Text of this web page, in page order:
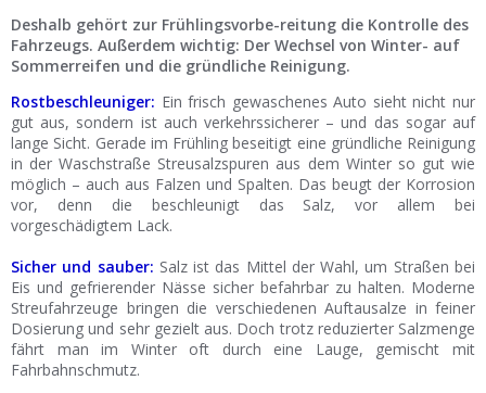
Deshalb gehört zur Frühlingsvorbe-reitung die Kontrolle des
Fahrzeugs. Außerdem wichtig: Der Wechsel von Winter- auf
Sommerreifen und die gründliche Reinigung.
Rostbeschleuniger: Ein frisch gewaschenes Auto sieht nicht nur
gut aus, sondern ist auch verkehrssicherer – und das sogar auf
lange Sicht. Gerade im Frühling beseitigt eine gründliche Reinigung
in der Waschstraße Streusalzspuren aus dem Winter so gut wie
möglich – auch aus Falzen und Spalten. Das beugt der Korrosion
vor, denn die beschleunigt das Salz, vor allem bei
vorgeschädigtem Lack.
Sicher und sauber: Salz ist das Mittel der Wahl, um Straßen bei
Eis und gefrierender Nässe sicher befahrbar zu halten. Moderne
Streufahrzeuge bringen die verschiedenen Auftausalze in feiner
Dosierung und sehr gezielt aus. Doch trotz reduzierter Salzmenge
fährt man im Winter oft durch eine Lauge, gemischt mit
Fahrbahnschmutz.